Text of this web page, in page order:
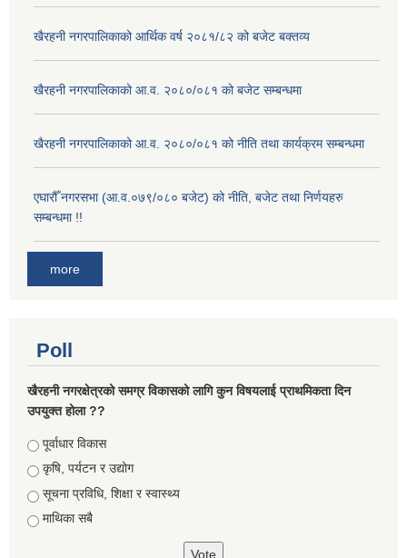
खैरहनी नगरपालिकाको आर्थिक वर्ष २०८१/८२ को बजेट बक्तव्य
खैरहनी नगरपालिकाको आ.व. २०८०/०८१ को बजेट सम्बन्धमा
खैरहनी नगरपालिकाको आ.व. २०८०/०८१ को नीति तथा कार्यक्रम सम्बन्धमा
एघारौँ नगरसभा (आ.व.०७९/०८० बजेट) को नीति, बजेट तथा निर्णयहरु
सम्बन्धमा !!
more
Poll
खैरहनी नगरक्षेत्रको समग्र विकासको लागि कुन विषयलाई प्राथमिकता दिन
उपयुक्त होला ??
Choices
पूर्वाधार विकास
कृषि, पर्यटन र उद्योग
सूचना प्रविधि, शिक्षा र स्वास्थ्य
माथिका सबै